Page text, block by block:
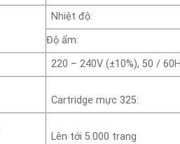
Nhiệt độ:
Độ ẩm:
220 – 240V (±10%), 50 /
Cartridge mực 325:
Lên tới 5.000 trang